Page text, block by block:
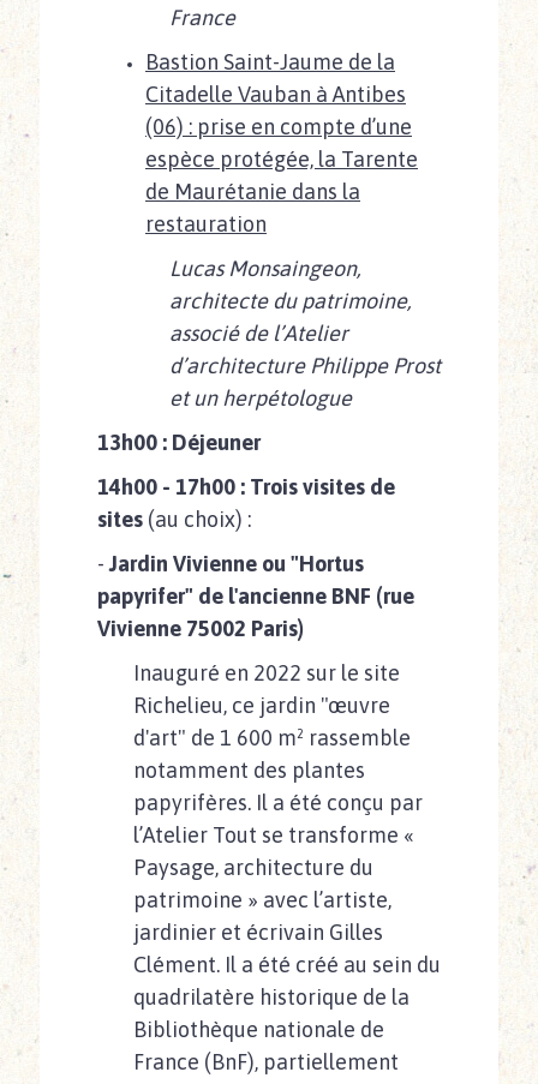
France
Bastion Saint-Jaume de la
Citadelle Vauban à Antibes
(06) : prise en compte d’une
espèce protégée, la Tarente
de Maurétanie dans la
restauration
Lucas Monsaingeon,
architecte du patrimoine,
associé de l’Atelier
d’architecture Philippe Prost
et un herpétologue
13h00 : Déjeuner
14h00 - 17h00 : Trois visites de
sites (au choix) :
-Jardin Vivienne ou "Hortus
papyrifer" de l'ancienne BNF (rue
Vivienne 75002 Paris)
Inauguré en 2022 sur le site
Richelieu, ce jardin "œuvre
d'art" de 1 600 m² rassemble
notamment des plantes
papyrifères. Il a été conçu par
l’Atelier Tout se transforme «
Paysage, architecture du
patrimoine » avec l’artiste,
jardinier et écrivain Gilles
Clément. Il a été créé au sein du
quadrilatère historique de la
Bibliothèque nationale de
France (BnF), partiellement